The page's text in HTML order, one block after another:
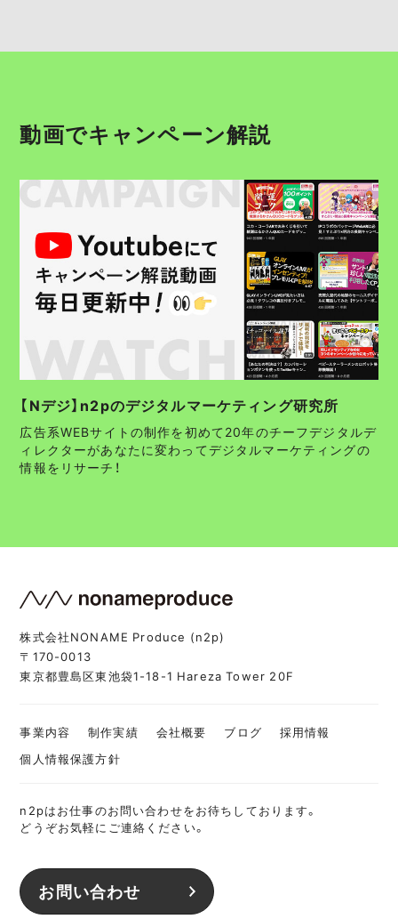
動画でキャンペーン解説
【Nデジ】n2pのデジタルマーケティング研究所
広告系WEBサイトの制作を初めて20年のチーフデジタルデ
ィレクターがあなたに変わってデジタルマーケティングの
情報をリサーチ！
株式会社NONAME Produce (n2p)
〒170-0013
東京都豊島区東池袋1-18-1 Hareza Tower 20F
事業内容 制作実績 会社概要 ブログ
採用情報
個人情報保護方針
n2pはお仕事のお問い合わせをお待ちしております。
どうぞお気軽にご連絡ください。
お問い合わせ